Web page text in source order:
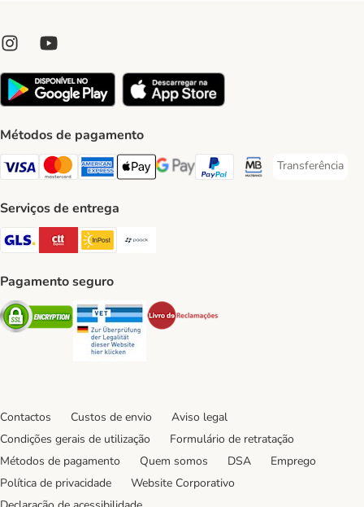
Métodos de pagamento
Visa Payment Method
Mastercard Payment Method
American Express Payment Method
Apple Pay Payment Method
Google Pay Payment Method
PayPal Payment Method
Multibanco Payment
Transferência
Transferência
Serviços de entrega
GLS Shipping Method
CTTExpress Shipping Method
InPost Shipping Method
Pagamento seguro
Security Security
Contactos Custos de envio
Aviso legal
Condições gerais de utilização
Formulário de retratação
Métodos de pagamento
Quem somos DSA
Emprego
Política de privacidade
Website Corporativo